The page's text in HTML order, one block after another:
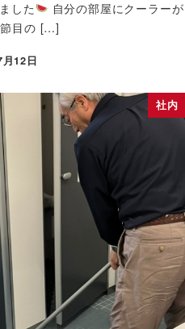
した
自分の部屋にクーラーが
節目の […]
12日
社内